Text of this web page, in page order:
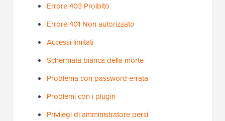
Errore 403 Proibito
Errore 401 Non autorizzato
Accessi limitati
Schermata bianca della morte
Problema con password errata
Problemi con i plugin
Privilegi di amministratore persi